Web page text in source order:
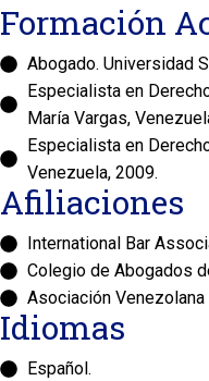
Formación
Abogado. Universidad
Especialista en
María Vargas,
Especialista en
Venezuela, 2009.
Afiliaciones
International Bar
Colegio de Abogados
Asociación
Idiomas
Español.